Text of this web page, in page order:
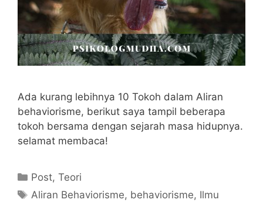
Ada kurang lebihnya 10 Tokoh dalam Aliran
behaviorisme, berikut saya tampil beberapa
tokoh bersama dengan sejarah masa hidupnya.
selamat membaca!
Kategori
Post,Teori
Tag
Aliran Behaviorisme, behaviorisme, Ilmu